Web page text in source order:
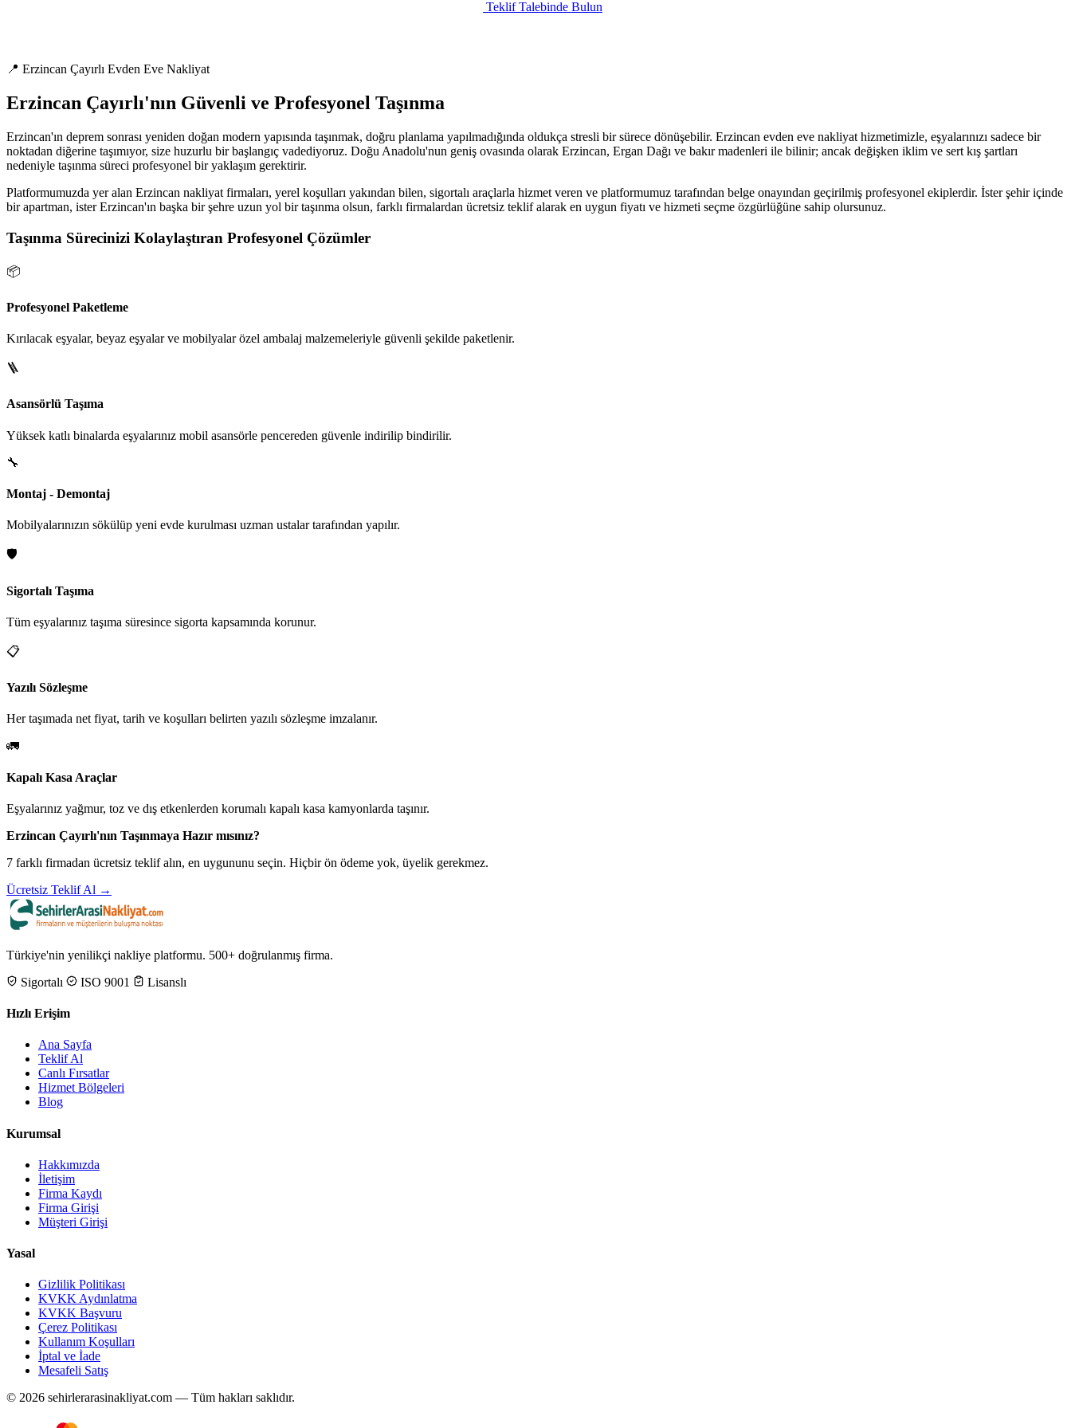
Teklif Talebinde Bulun
📍 Erzincan Çayırlı Evden Eve Nakliyat
Erzincan Çayırlı'nın Güvenli ve Profesyonel Taşınma
Erzincan'ın deprem sonrası yeniden doğan modern yapısında taşınmak, doğru planlama yapılmadığında oldukça stresli bir sürece dönüşebilir. Erzincan evden eve nakliyat hizmetimizle, eşyalarınızı sadece bir
noktadan diğerine taşımıyor, size huzurlu bir başlangıç vadediyoruz. Doğu Anadolu'nun geniş ovasında olarak Erzincan, Ergan Dağı ve bakır madenleri ile bilinir; ancak değişken iklim ve sert kış şartları
nedeniyle taşınma süreci profesyonel bir yaklaşım gerektirir.
Platformumuzda yer alan Erzincan nakliyat firmaları, yerel koşulları yakından bilen, sigortalı araçlarla hizmet veren ve platformumuz tarafından belge onayından geçirilmiş profesyonel ekiplerdir. İster şehir içinde
bir apartman, ister Erzincan'ın başka bir şehre uzun yol bir taşınma olsun, farklı firmalardan ücretsiz teklif alarak en uygun fiyatı ve hizmeti seçme özgürlüğüne sahip olursunuz.
Taşınma Sürecinizi Kolaylaştıran Profesyonel Çözümler
📦
Profesyonel Paketleme
Kırılacak eşyalar, beyaz eşyalar ve mobilyalar özel ambalaj malzemeleriyle güvenli şekilde paketlenir.
🪜
Asansörlü Taşıma
Yüksek katlı binalarda eşyalarınız mobil asansörle pencereden güvenle indirilip bindirilir.
🔧
Montaj - Demontaj
Mobilyalarınızın sökülüp yeni evde kurulması uzman ustalar tarafından yapılır.
🛡️
Sigortalı Taşıma
Tüm eşyalarınız taşıma süresince sigorta kapsamında korunur.
📋
Yazılı Sözleşme
Her taşımada net fiyat, tarih ve koşulları belirten yazılı sözleşme imzalanır.
🚛
Kapalı Kasa Araçlar
Eşyalarınız yağmur, toz ve dış etkenlerden korumalı kapalı kasa kamyonlarda taşınır.
Erzincan Çayırlı'nın Taşınmaya Hazır mısınız?
7 farklı firmadan ücretsiz teklif alın, en uygununu seçin. Hiçbir ön ödeme yok, üyelik gerekmez.
Ücretsiz Teklif Al →
Türkiye'nin yenilikçi nakliye platformu. 500+ doğrulanmış firma.
Sigortalı
ISO 9001 Lisanslı
Hızlı Erişim
Ana Sayfa
Teklif Al
Canlı Fırsatlar
Hizmet Bölgeleri
Blog
Kurumsal
Hakkımızda
İletişim
Firma Kaydı
Firma Girişi
Müşteri Girişi
Yasal
Gizlilik Politikası
KVKK Aydınlatma
KVKK Başvuru
Çerez Politikası
Kullanım Koşulları
İptal ve İade
Mesafeli Satış
© 2026 sehirlerarasinakliyat.com — Tüm hakları saklıdır.